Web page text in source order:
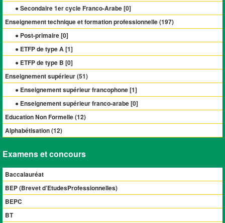
● Secondaire 1er cycle Franco-Arabe [0]
Enseignement technique et formation professionnelle (197)
● Post-primaire [0]
● ETFP de type A [1]
● ETFP de type B [0]
Enseignement supérieur (51)
● Enseignement supérieur francophone [1]
● Enseignement supérieur franco-arabe [0]
Education Non Formelle (12)
Alphabétisation (12)
Examens et concours
Baccalauréat
BEP (Brevet d’EtudesProfessionnelles)
BEPC
BT